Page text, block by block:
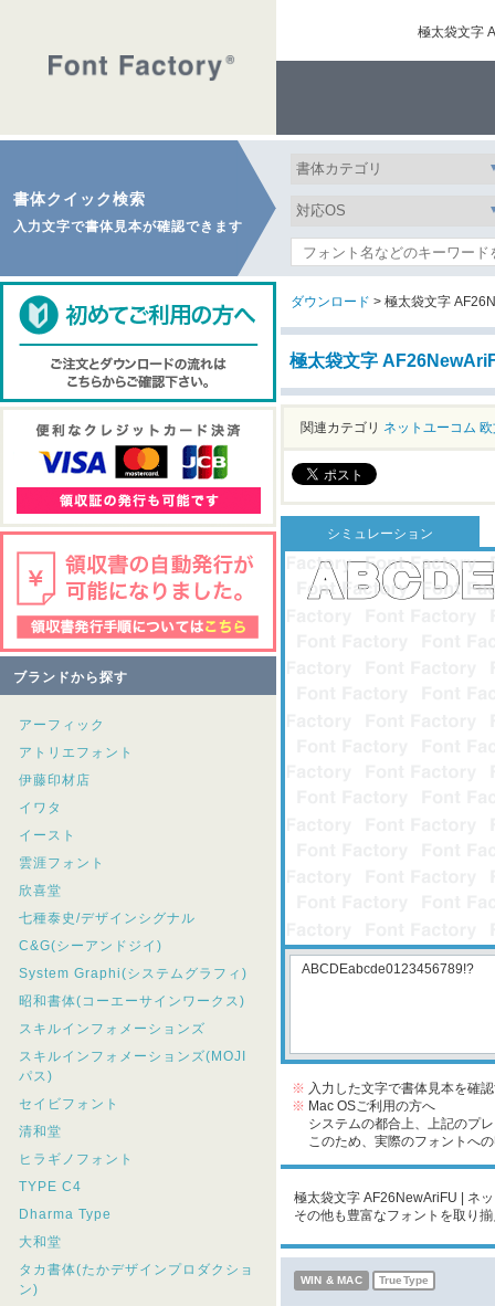
極太袋文字
書体クイック検索
入力文字で書体見本が確認できます
ブランドから探す
アーフィック
アトリエフォント
伊藤印材店
イワタ
イースト
雲涯フォント
欣喜堂
七種泰史/デザインシグナル
C&G(シーアンドジイ)
System Graphi(システムグラフィ)
昭和書体(コーエーサインワークス)
スキルインフォメーションズ
スキルインフォメーションズ(MOJI
パス)
セイビフォント
清和堂
ヒラギノフォント
TYPE C4
Dharma Type
大和堂
タカ書体(たかデザインプロダクショ
ン)
ダウンロード > 極太袋文字
極太袋文字
関連カテゴリ ネットユーコム
シミュレーション
※ 入力した文字で書体見本を確
※ Mac OSご利用の方へ
システムの都合上、上記のプ
このため、実際のフォントへの
極太袋文字 AF26NewAriFU | ネ
その他も豊富なフォントを取り
WIN & MAC TrueType